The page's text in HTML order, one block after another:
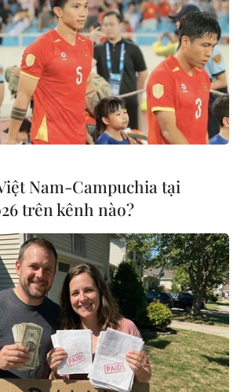
Grace 1 đổi tên để phù
quốc tế
1 thành Adrian Darya 1 vì Panama
treo cờ trên con tàu này, đã từ chối
tiếp tục giữ đăng ký sau khi nó bị
Nam-Campuchia tại
trên kênh nào?